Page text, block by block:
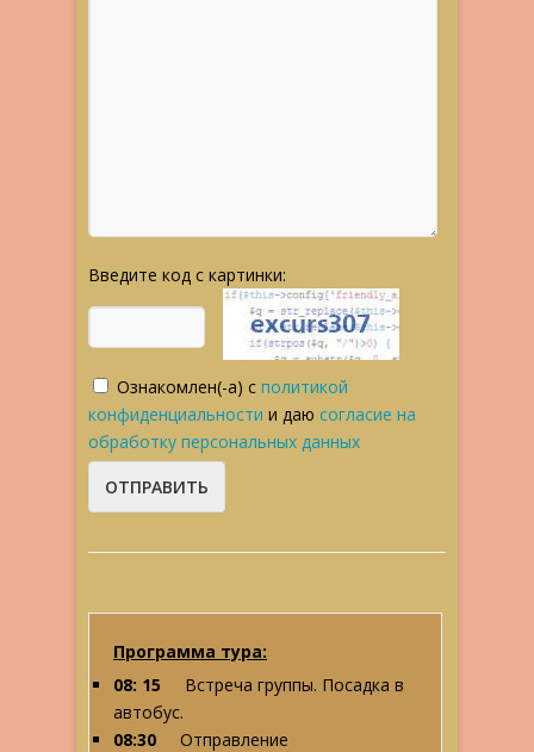
Введите код с картинки:
Ознакомлен(-а) с политикой
конфиденциальности и даю согласие на
обработку персональных данных
Программа тура:
08: 15
Встреча группы. Посадка в
автобус.
08:30 Отправление